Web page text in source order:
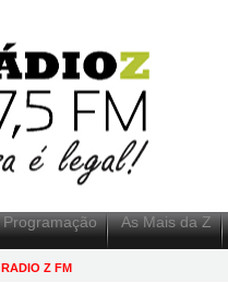
Programação As Mais da Z
RADIO Z FM